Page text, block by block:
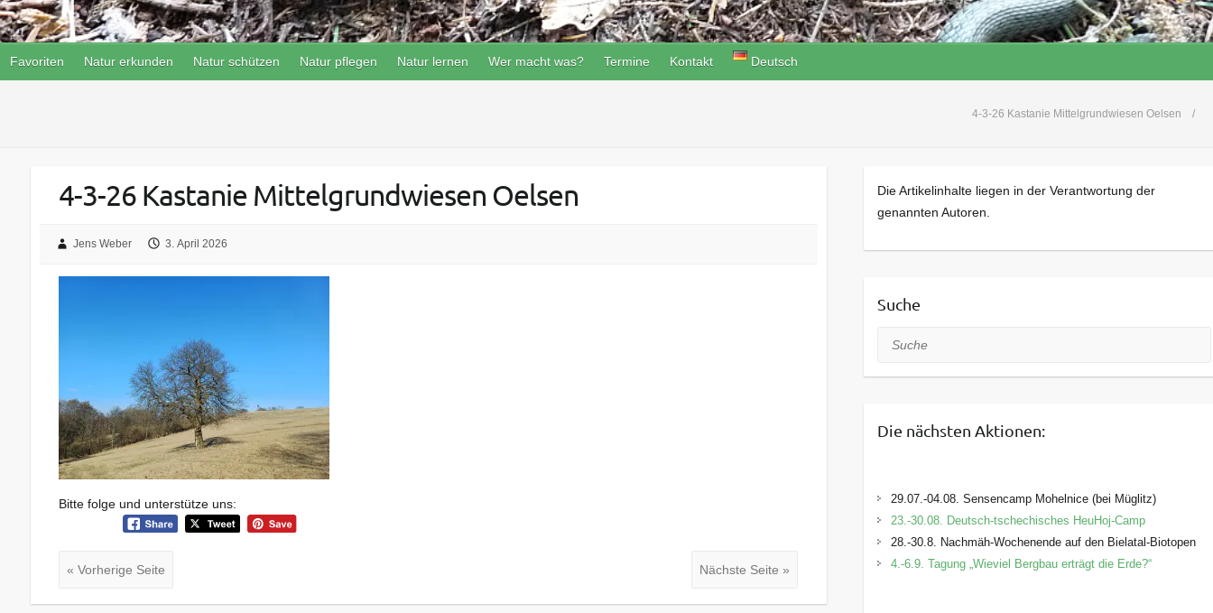
Favoriten Natur erkunden Natur schützen Natur pflegen Natur lernen Wer macht was? Termine Kontakt Deutsch
4-3-26 Kastanie Mittelgrundwiesen Oelsen
4-3-26 Kastanie Mittelgrundwiesen Oelsen
Jens Weber 3. April 2026
Bitte folge und unterstütze uns:
« Vorherige Seite Nächste Seite »
Die Artikelinhalte liegen in der Verantwortung der
genannten Autoren.
Suche
Suche
Die nächsten Aktionen:
29.07.-04.08. Sensencamp Mohelnice (bei Müglitz)
23.-30.08. Deutsch-tschechisches HeuHoj-Camp
28.-30.8. Nachmäh-Wochenende auf den Bielatal-Biotopen
4.-6.9. Tagung „Wieviel Bergbau erträgt die Erde?“